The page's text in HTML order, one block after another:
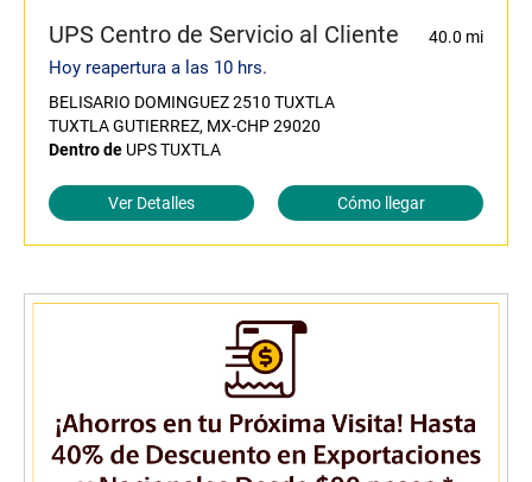
UPS Centro de Servicio al Cliente 40.0 mi
Hoy reapertura a las 10 hrs.
BELISARIO DOMINGUEZ 2510 TUXTLA
TUXTLA GUTIERREZ, MX-CHP 29020
Dentro de UPS TUXTLA
Ver Detalles Cómo llegar